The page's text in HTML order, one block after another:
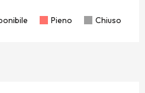
Pieno Chiuso